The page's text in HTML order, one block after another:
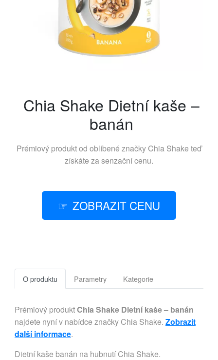
Chia Shake Dietní kaše –
banán
Prémiový produkt od oblíbené značky Chia Shake teď
získáte za senzační cenu.
ZOBRAZIT CENU
O produktu Parametry Kategorie
Prémiový produktChia Shake Dietní kaše – banán
najdete nyní v nabídce značky Chia Shake. Zobrazit
další informace.
Dietní kaše banán na hubnutí Chia Shake.